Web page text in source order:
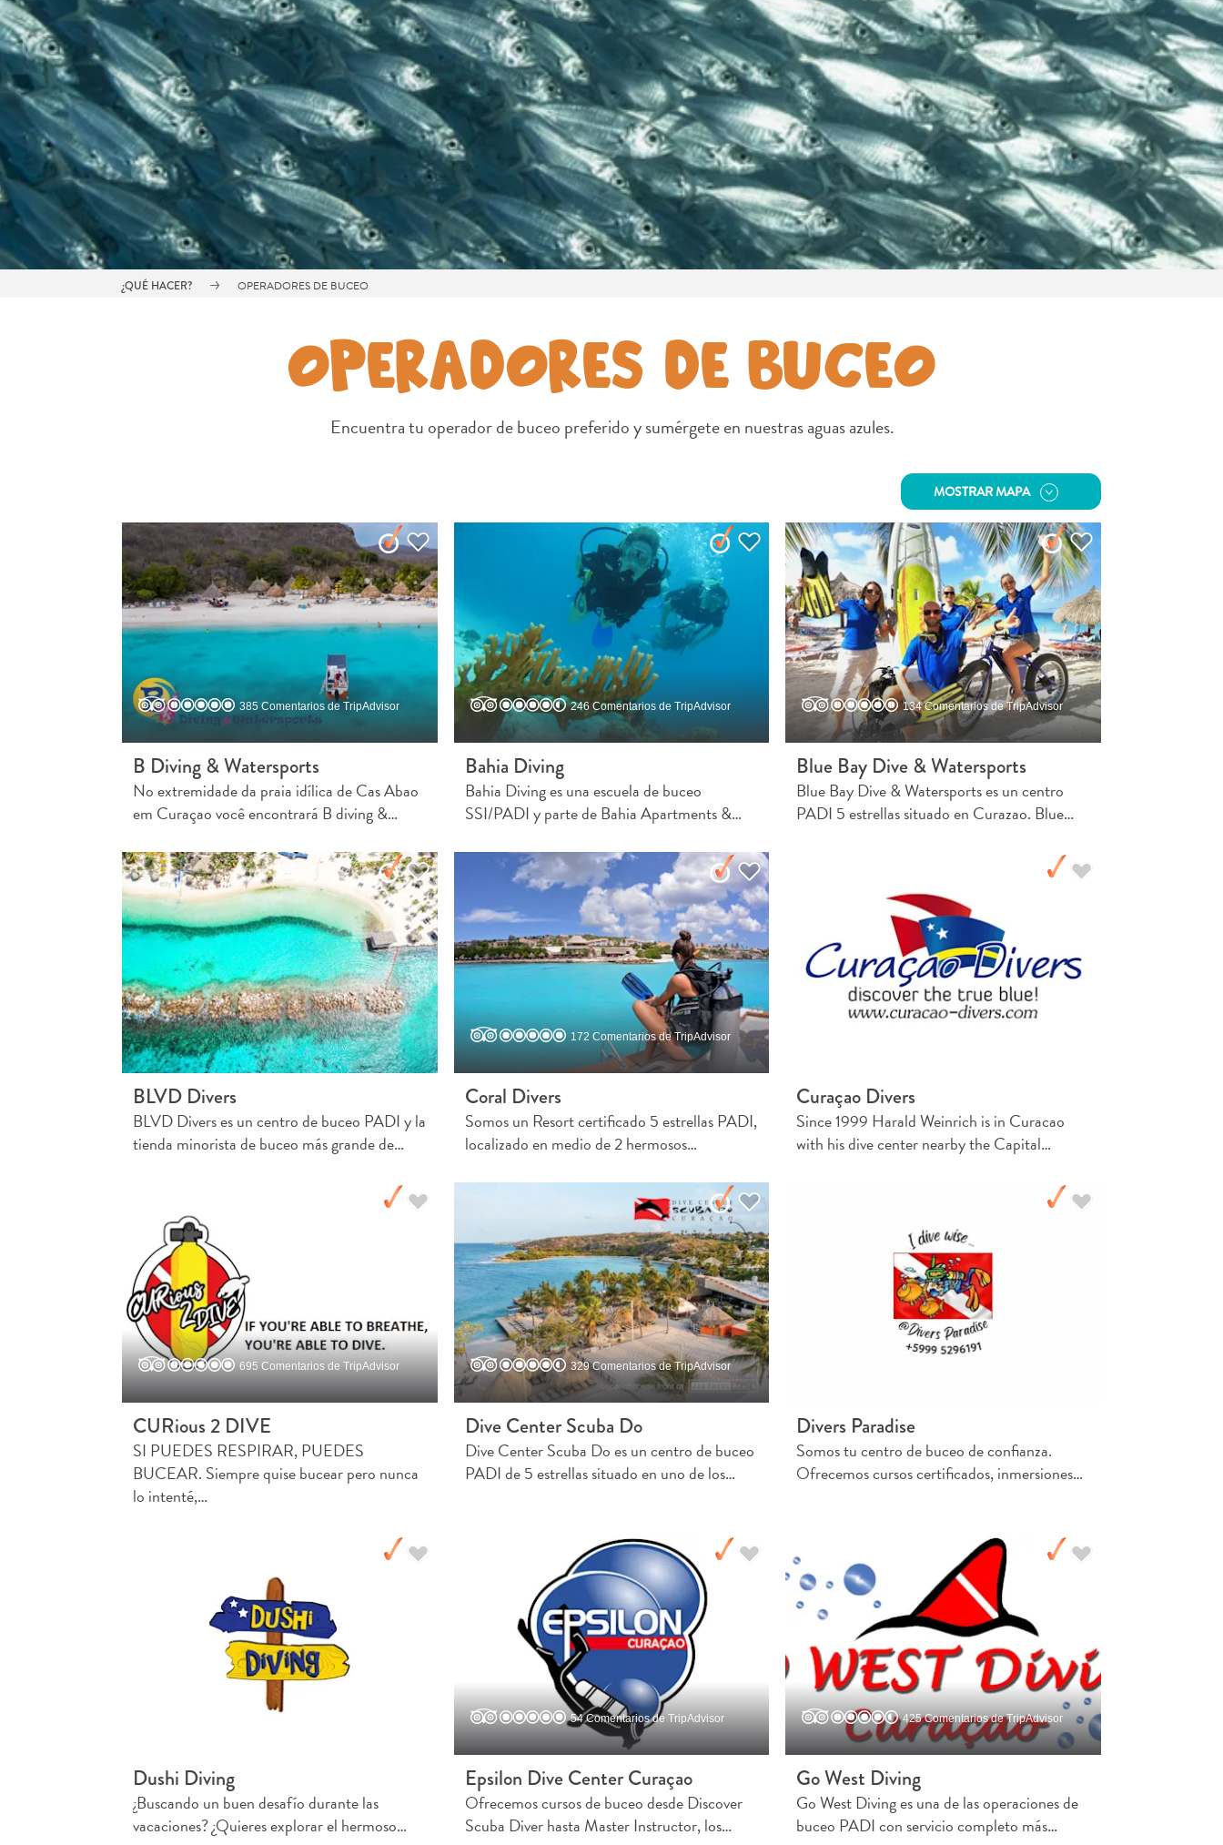
¿QUÉ HACER? OPERADORES DE BUCEO
OPERADORES DE BUCEO
Encuentra tu operador de buceo preferido y sumérgete en nuestras aguas azules.
MOSTRAR MAPA
385 Comentarios de TripAdvisor
B Diving & Watersports
No extremidade da praia idílica de Cas Abao
em Curaçao você encontrará B diving &…
246 Comentarios de TripAdvisor
Bahia Diving
Bahia Diving es una escuela de buceo
SSI/PADI y parte de Bahia Apartments &…
134 Comentarios de TripAdvisor
Blue Bay Dive & Watersports
Blue Bay Dive & Watersports es un centro
PADI 5 estrellas situado en Curazao. Blue…
BLVD Divers
BLVD Divers es un centro de buceo PADI y la
tienda minorista de buceo más grande de…
172 Comentarios de TripAdvisor
Coral Divers
Somos un Resort certificado 5 estrellas PADI,
localizado en medio de 2 hermosos…
Curaçao Divers
Since 1999 Harald Weinrich is in Curacao
with his dive center nearby the Capital…
695 Comentarios de TripAdvisor
CURious 2 DIVE
SI PUEDES RESPIRAR, PUEDES
BUCEAR. Siempre quise bucear pero nunca
lo intenté,…
329 Comentarios de TripAdvisor
Dive Center Scuba Do
Dive Center Scuba Do es un centro de buceo
PADI de 5 estrellas situado en uno de los…
Divers Paradise
Somos tu centro de buceo de confianza.
Ofrecemos cursos certificados, inmersiones…
Dushi Diving
¿Buscando un buen desafío durante las
vacaciones? ¿Quieres explorar el hermoso…
54 Comentarios de TripAdvisor
Epsilon Dive Center Curaçao
Ofrecemos cursos de buceo desde Discover
Scuba Diver hasta Master Instructor, los…
425 Comentarios de TripAdvisor
Go West Diving
Go West Diving es una de las operaciones de
buceo PADI con servicio completo más…